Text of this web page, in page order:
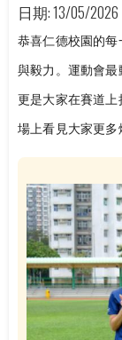
日期:13/05/2026
恭喜仁德校園的
與毅力。運動會最
更是大家在賽道
場上看見大家更多